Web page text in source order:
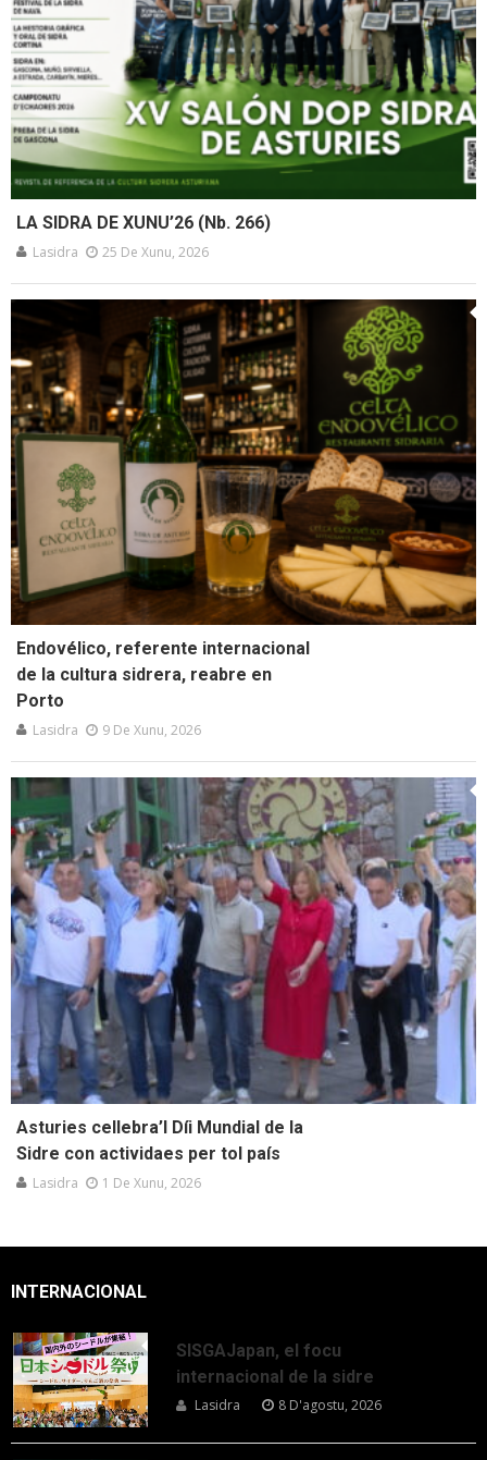
LA SIDRA DE XUNU’26 (Nb. 266)
Lasidra 25 De Xunu, 2026
Endovélico, referente internacional
de la cultura sidrera, reabre en
Porto
Lasidra 9 De Xunu, 2026
Asturies cellebra’l Díi Mundial de la
Sidre con actividaes per tol país
Lasidra 1 De Xunu, 2026
INTERNACIONAL
SISGAJapan, el focu
internacional de la sidre
Lasidra 8 D'agostu, 2026